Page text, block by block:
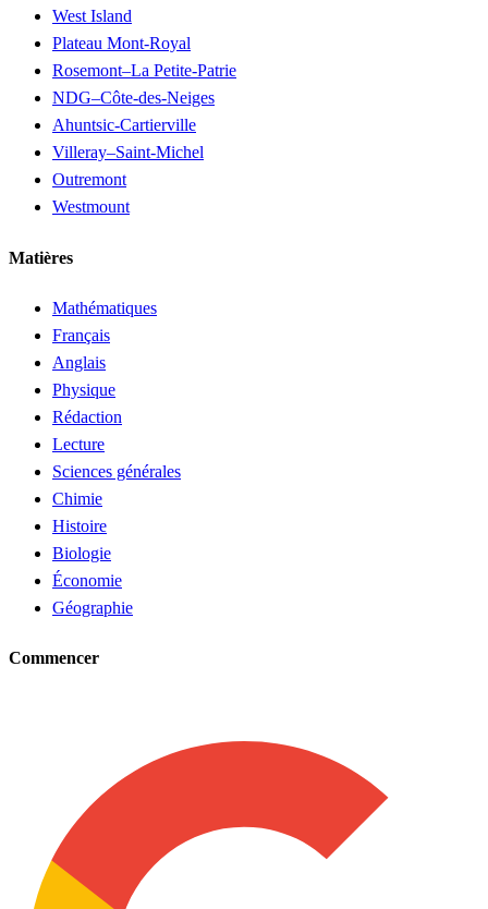
West Island
Plateau Mont-Royal
Rosemont–La Petite-Patrie
NDG–Côte-des-Neiges
Ahuntsic-Cartierville
Villeray–Saint-Michel
Outremont
Westmount
Matières
Mathématiques
Français
Anglais
Physique
Rédaction
Lecture
Sciences générales
Chimie
Histoire
Biologie
Économie
Géographie
Commencer